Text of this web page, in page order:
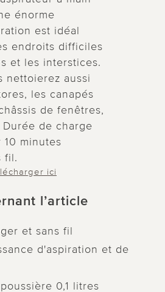
énorme
est idéal
endroits difficiles
et les interstices.
nettoierez aussi
les canapés
de fenêtres,
de charge
minutes
fil.
ici
l’article
et sans fil
d'aspiration et de
0,1 litres